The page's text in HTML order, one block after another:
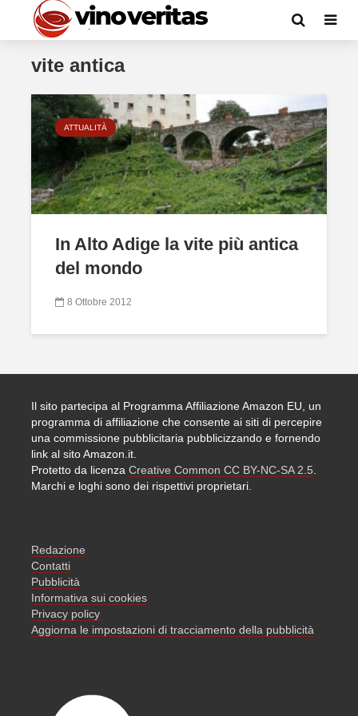
vite antica
ATTUALITÀ
In Alto Adige la vite più antica
del mondo
8 Ottobre 2012
Il sito partecipa al Programma Affiliazione Amazon EU, un
programma di affiliazione che consente ai siti di percepire
una commissione pubblicitaria pubblicizzando e fornendo
link al sito Amazon.it.
Protetto da licenza Creative Common CC BY-NC-SA 2.5
Marchi e loghi sono dei rispettivi proprietari.
Redazione
Contatti
Pubblicità
Informativa sui cookies
Privacy policy
Aggiorna le impostazioni di tracciamento della pubblicità